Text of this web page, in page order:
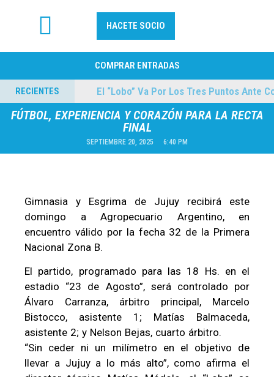
HACETE SOCIO
COMPRAR ENTRADAS
RECIENTES
04/08/2026 El “Lobo” Va Por Los Tres Puntos Ante
FÚTBOL, EXPERIENCIA Y CORAZÓN PARA LA RECTA
FINAL
SEPTIEMBRE 20, 2025 6:40 PM
Gimnasia y Esgrima de Jujuy recibirá este
domingo a Agropecuario Argentino, en
encuentro válido por la fecha 32 de la Primera
Nacional Zona B.
El partido, programado para las 18 Hs. en el
estadio “23 de Agosto”, será controlado por
Álvaro Carranza, árbitro principal, Marcelo
Bistocco, asistente 1; Matías Balmaceda,
asistente 2; y Nelson Bejas, cuarto árbitro.
“Sin ceder ni un milímetro en el objetivo de
llevar a Jujuy a lo más alto”, como afirma el